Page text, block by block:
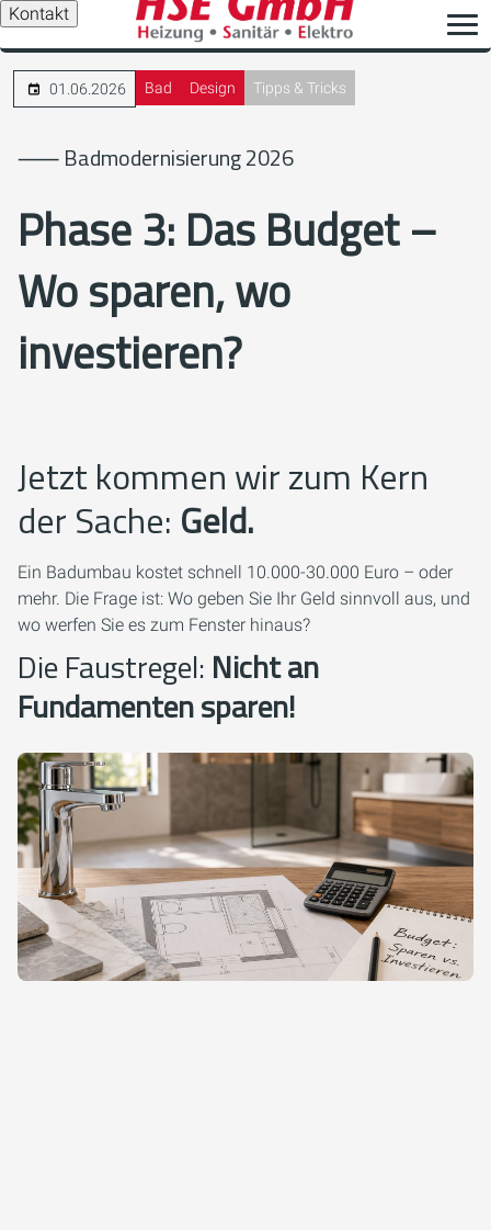
Kontakt
01.06.2026 Bad Design Tipps & Tricks
⸺ Badmodernisierung 2026
Phase 3: Das Budget –
Wo sparen, wo
investieren?
Jetzt kommen wir zum Kern
der Sache: Geld.
Ein Badumbau kostet schnell 10.000-30.000 Euro – oder
mehr. Die Frage ist: Wo geben Sie Ihr Geld sinnvoll aus, und
wo werfen Sie es zum Fenster hinaus?
Die Faustregel: Nicht an
Fundamenten sparen!